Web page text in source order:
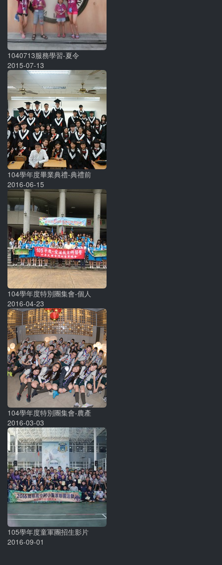
1040713服務學習-夏令
2015-07-13
104學年度畢業典禮-典禮前
2016-06-15
104學年度特別團集會-個人
2016-04-23
104學年度特別團集會-農產
2016-03-03
105學年度童軍團招生影片
2016-09-01